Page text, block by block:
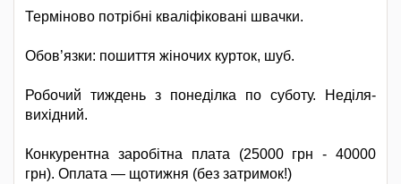
Терміново потрібні кваліфіковані швачки.
Обов’язки: пошиття жіночих курток, шуб.
Робочий тиждень з понеділка по суботу. Неділя-
вихідний.
Конкурентна заробітна плата (25000 грн - 40000
грн). Оплата — щотижня (без затримок!)